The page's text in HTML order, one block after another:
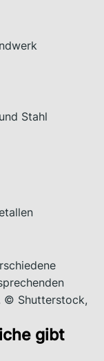
Stahl
© Shutterstock,
gibt